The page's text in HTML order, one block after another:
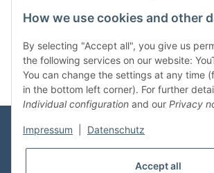
Categories
How we use cookies and other
By selecting "Accept all", you give us
the following services on our website:
You can change the settings at any time
in the bottom left corner). For further
Individual configuration and our Privacy
Impressum Datenschutz
Accept all